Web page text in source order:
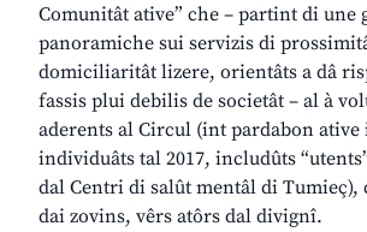
Comunitât ative” che – partint di une
panoramiche sui servizis di
domiciliaritât lizere, orientâts a dâ
fassis plui debilis de societât – al à
aderents al Circul (int pardabon ative
individuâts tal 2017, includûts
dal Centri di salût mentâl di Tumieç),
dai zovins, vêrs atôrs dal divignî.